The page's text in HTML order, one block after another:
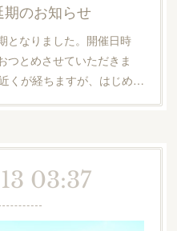
のお知らせ
となりました。開催日時
つとめさせていただきま
くが経ちますが、はじめ…
03:37